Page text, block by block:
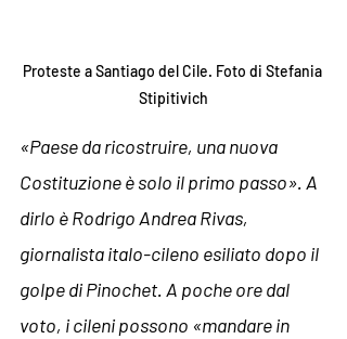
Proteste a Santiago del Cile. Foto di Stefania
Stipitivich
«Paese da ricostruire, una nuova
Costituzione è solo il primo passo». A
dirlo è Rodrigo Andrea Rivas,
giornalista italo-cileno esiliato dopo il
golpe di Pinochet. A poche ore dal
voto, i cileni possono «mandare in